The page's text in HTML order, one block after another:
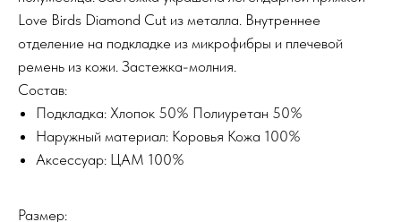
Love Birds Diamond Cut из металла. Внутреннее
отделение на подкладке из микрофибры и плечевой
ремень из кожи. Застежка-молния.
Состав:
Подкладка: Хлопок 50% Полиуретан 50%
Наружный материал: Коровья Кожа 100%
Аксессуар: ЦАМ 100%
Размер: